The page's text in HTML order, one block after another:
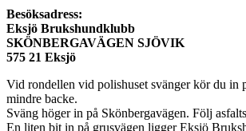
Besöksadress:
Eksjö Brukshundklubb
SKÖNBERGAVÄGEN SJÖVIK
575 21 Eksjö
Vid rondellen vid polishuset svänger kör du in
mindre backe.
Sväng höger in på Skönbergavägen. Följ
En liten bit in på grusvägen ligger Eksjö